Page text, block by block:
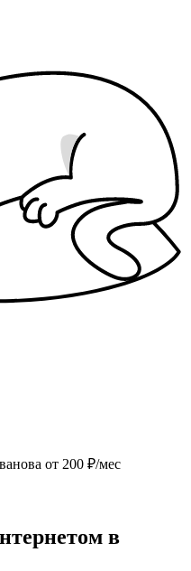
от 200 ₽/мес
в